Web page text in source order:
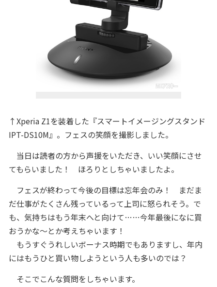
↑Xperia Z1を装着した『スマートイメージングスタンド
IPT-DS10M』。フェスの笑顔を撮影しました。
当日は読者の方から声援をいただき、いい笑顔にさせ
てもらいました！ ほろりとしちゃいましたよ。
フェスが終わって今後の目標は忘年会のみ！ まだま
だ仕事がたくさん残っているって上司に怒られそう。で
も、気持ちはもう年末へと向けて……今年最後になに買
おうかな～とか考えちゃいます！
もうすぐうれしいボーナス時期でもありますし、年内
にはもうひと買い物しようという人も多いのでは？
そこでこんな質問をしちゃいます。